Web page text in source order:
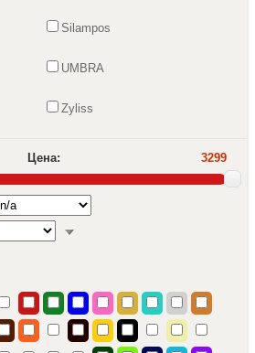
Silampos
UMBRA
Zyliss
Цена: 3299